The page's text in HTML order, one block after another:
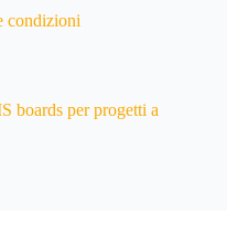
condizioni
boards per progetti a